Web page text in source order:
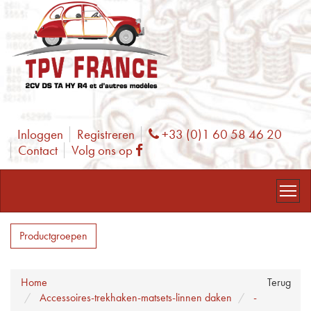
Inloggen Registreren Phone
+33 (0)1 60 58 46 20
Contact
Volg ons op Facebook
Productgroepen
Terug
Home
Accessoires-trekhaken-matsets-linnen daken
-